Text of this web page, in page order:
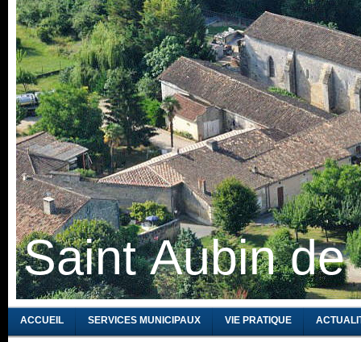
Saint Aubin de
ACCUEIL SERVICES MUNICIPAUX VIE PRATIQUE